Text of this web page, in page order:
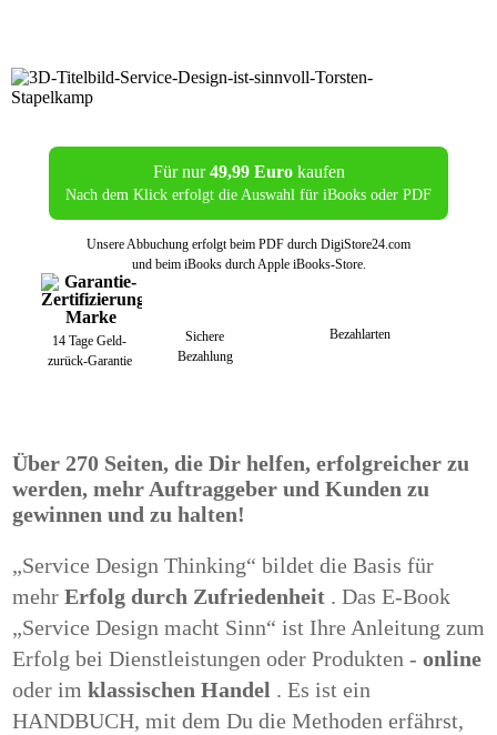
Für nur49,99 Eurokaufen
Nach dem Klick erfolgt die Auswahl für iBooks oder PDF
Unsere Abbuchung erfolgt beim PDF durch DigiStore24.com
und beim iBooks durch Apple iBooks-Store.
14 Tage Geld-
zurück-Garantie
Sichere
Bezahlung
Bezahlarten
Über 270 Seiten, die Dir helfen, erfolgreicher zu
werden, mehr Auftraggeber und Kunden zu
gewinnen und zu halten!
„Service Design Thinking“ bildet die Basis für
mehr Erfolg durch Zufriedenheit . Das E-Book
„Service Design macht Sinn“ ist Ihre Anleitung zum
Erfolg bei Dienstleistungen oder Produkten - online
oder im klassischen Handel . Es ist ein
HANDBUCH, mit dem Du die Methoden erfährst,